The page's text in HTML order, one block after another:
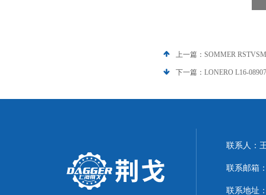
上一篇： SOMMER
下一篇： LONERO L16-
联系人：
联系邮箱
联系地址